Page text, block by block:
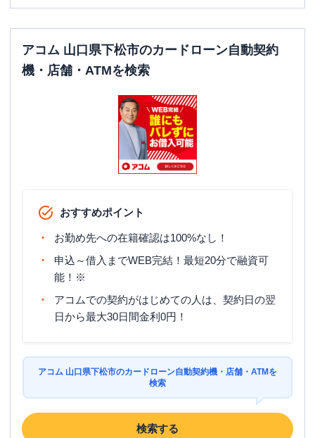
アコム 山口県下松市のカードローン自動契約
機・店舗・ATMを検索
おすすめポイント
お勤め先への在籍確認は100%なし！
申込～借入までWEB完結！最短20分で融資可
能！※
アコムでの契約がはじめての人は、契約日の翌
日から最大30日間金利0円！
アコム 山口県下松市のカードローン自動契約機・店舗・ATMを
検索
検索する